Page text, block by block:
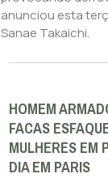
anunciou esta
Sanae Takaichi.
HOMEM
FACAS
MULHERES EM
DIA EM PARIS